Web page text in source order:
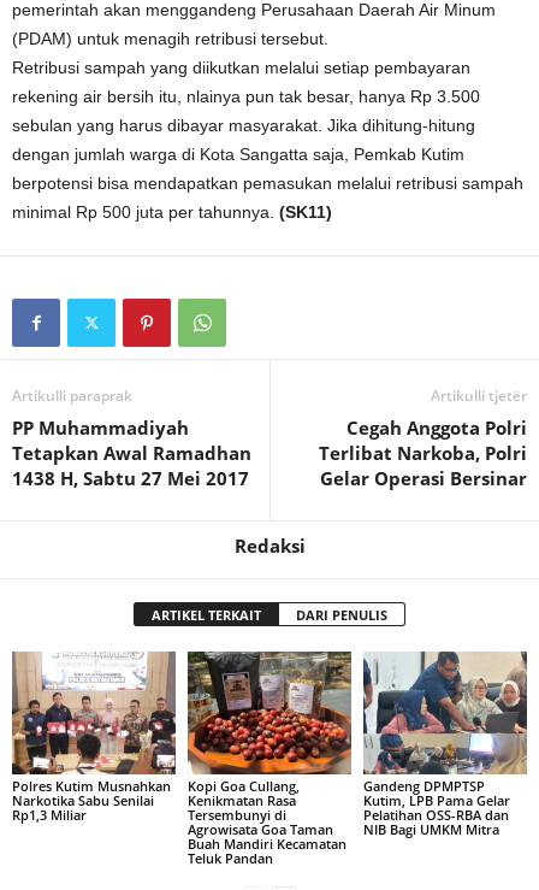
pemerintah akan menggandeng Perusahaan Daerah Air Minum
(PDAM) untuk menagih retribusi tersebut.
Retribusi sampah yang diikutkan melalui setiap pembayaran
rekening air bersih itu, nlainya pun tak besar, hanya Rp 3.500
sebulan yang harus dibayar masyarakat. Jika dihitung-hitung
dengan jumlah warga di Kota Sangatta saja, Pemkab Kutim
berpotensi bisa mendapatkan pemasukan melalui retribusi sampah
minimal Rp 500 juta per tahunnya. (SK11)
Artikulli paraprak
PP Muhammadiyah
Tetapkan Awal Ramadhan
1438 H, Sabtu 27 Mei 2017
Artikulli tjetër
Cegah Anggota Polri
Terlibat Narkoba, Polri
Gelar Operasi Bersinar
Redaksi
ARTIKEL TERKAIT DARI PENULIS
Polres Kutim Musnahkan
Narkotika Sabu Senilai
Rp1,3 Miliar
Kopi Goa Cullang,
Kenikmatan Rasa
Tersembunyi di
Agrowisata Goa Taman
Buah Mandiri Kecamatan
Teluk Pandan
Gandeng DPMPTSP
Kutim, LPB Pama Gelar
Pelatihan OSS-RBA dan
NIB Bagi UMKM Mitra